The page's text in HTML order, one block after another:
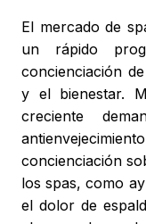
El mercado de
un rápido
concienciación
y el bienestar.
creciente
concienciación
los spas, como
el dolor de